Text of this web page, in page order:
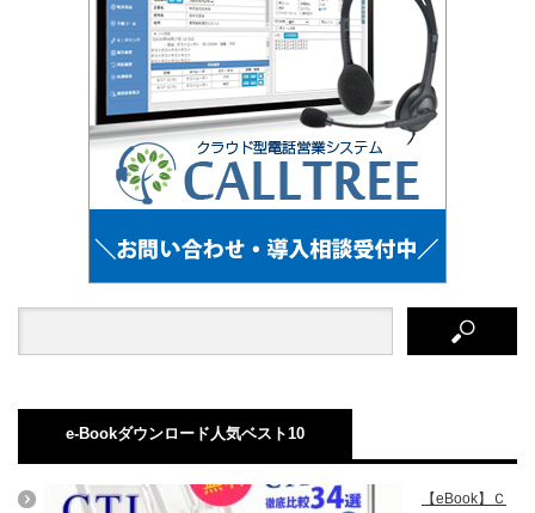
e-Bookダウンロード人気ベスト10
【eBook】Ｃ